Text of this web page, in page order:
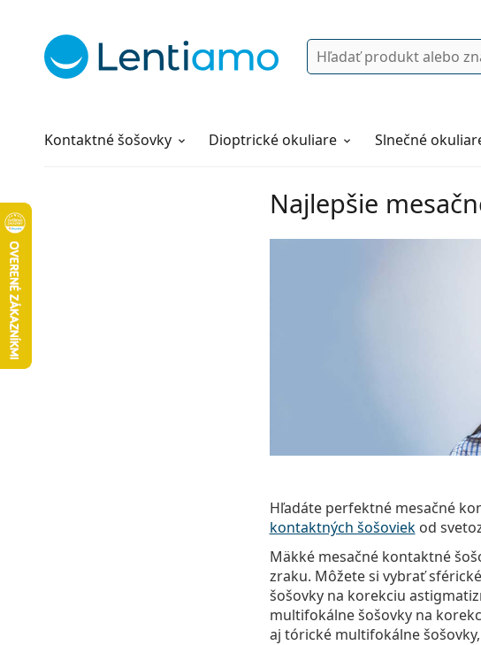
Vyhľadávanie
Kontaktné šošovky
Roztoky Dioptrické okuliare Slnečné
Všetko o nákupe
Najlepšie
Hľadáte perfektné mesačné
kontaktných šošoviekod
Mäkké mesačné kontaktné
zraku. Môžete si vybrať
šošovky na korekciu
multifokálne šošovky na
aj tórické multifokálne